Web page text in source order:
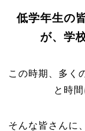
低学年生の
が、学
この時期、多く
と時
そんな皆さんに